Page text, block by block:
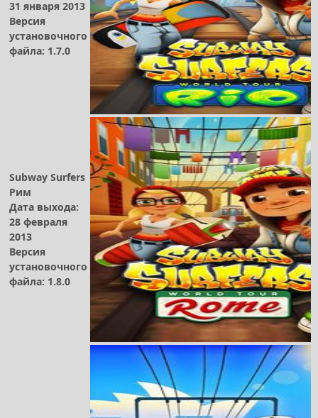
31 января 2013
Версия
установочного
файла: 1.7.0
Subway Surfers
Рим
Дата выхода:
28 февраля
2013
Версия
установочного
файла: 1.8.0